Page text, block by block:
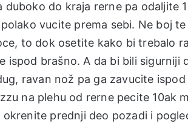
do kraja rerne pa odaljite
vucite prema sebi. Ne boj
to dok osetite kako bi trebalo
ispod brašno. A da bi bili sigurniji
ravan nož pa ga zavucite
na plehu od rerne pecite 10ak
prednji deo pozadi i